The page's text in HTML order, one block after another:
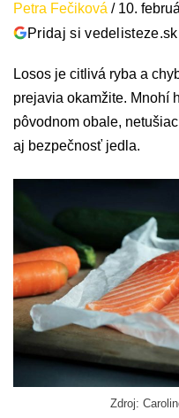
Petra Fečiková / 10.
Pridaj si
Losos je citlivá ryba a
prejavia okamžite. Mnohí
pôvodnom obale,
aj bezpečnosť jedla.
Zdroj: